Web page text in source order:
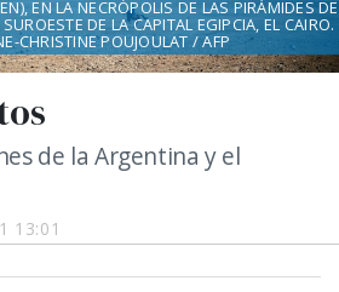
13:01
de la Argentina y el
EN LA NECRÓPOLIS DE LAS PIRÁMIDES DE
DE LA CAPITAL EGIPCIA, EL CAIRO.
CHRISTINE POUJOULAT / AFP